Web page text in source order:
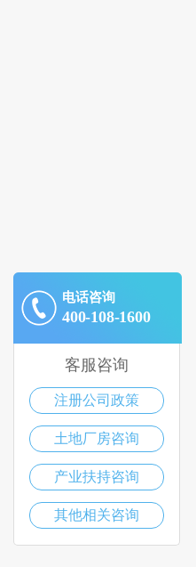
电话咨询
400-108-1600
客服咨询
注册公司政策
土地厂房咨询
产业扶持咨询
其他相关咨询